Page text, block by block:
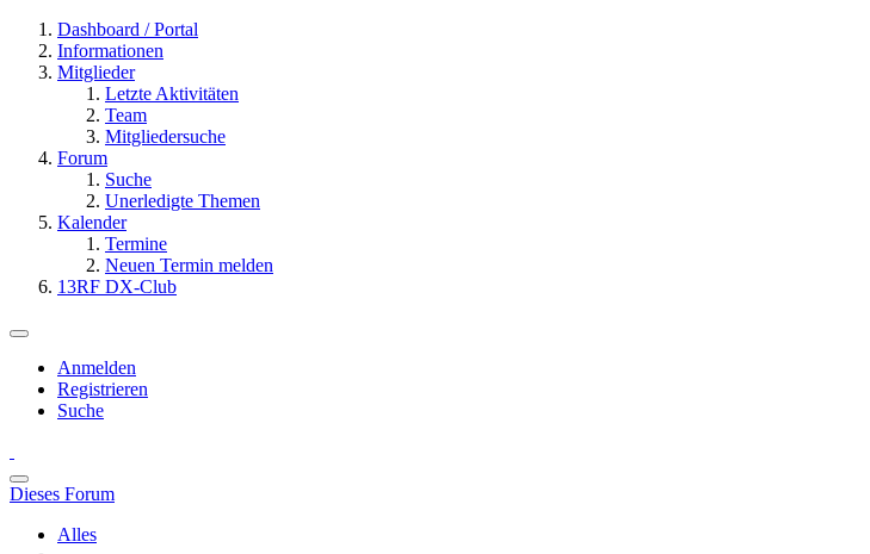
Dashboard / Portal
Informationen
Mitglieder
Letzte Aktivitäten
Team
Mitgliedersuche
Forum
Suche
Unerledigte Themen
Kalender
Termine
Neuen Termin melden
13RF DX-Club
Anmelden
Registrieren
Suche
Dieses Forum
Alles